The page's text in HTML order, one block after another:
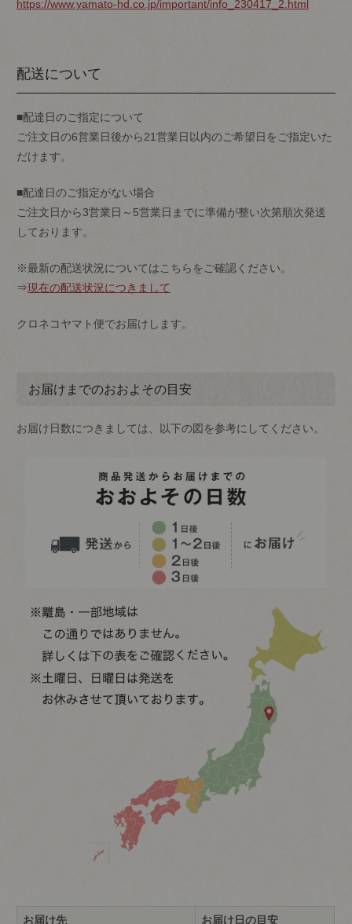
https://www.yamato-hd.co.jp/important/info_230417_2.html
配送について
■配達日のご指定について
ご注文日の6営業日後から21営業日以内のご希望日をご指定いた
だけます。
■配達日のご指定がない場合
ご注文日から3営業日～5営業日までに準備が整い次第順次発送
しております。
※最新の配送状況についてはこちらをご確認ください。
⇒現在の配送状況につきまして
クロネコヤマト便でお届けします。
お届けまでのおおよその目安
お届け日数につきましては、以下の図を参考にしてください。
お届け先 お届け日の目安